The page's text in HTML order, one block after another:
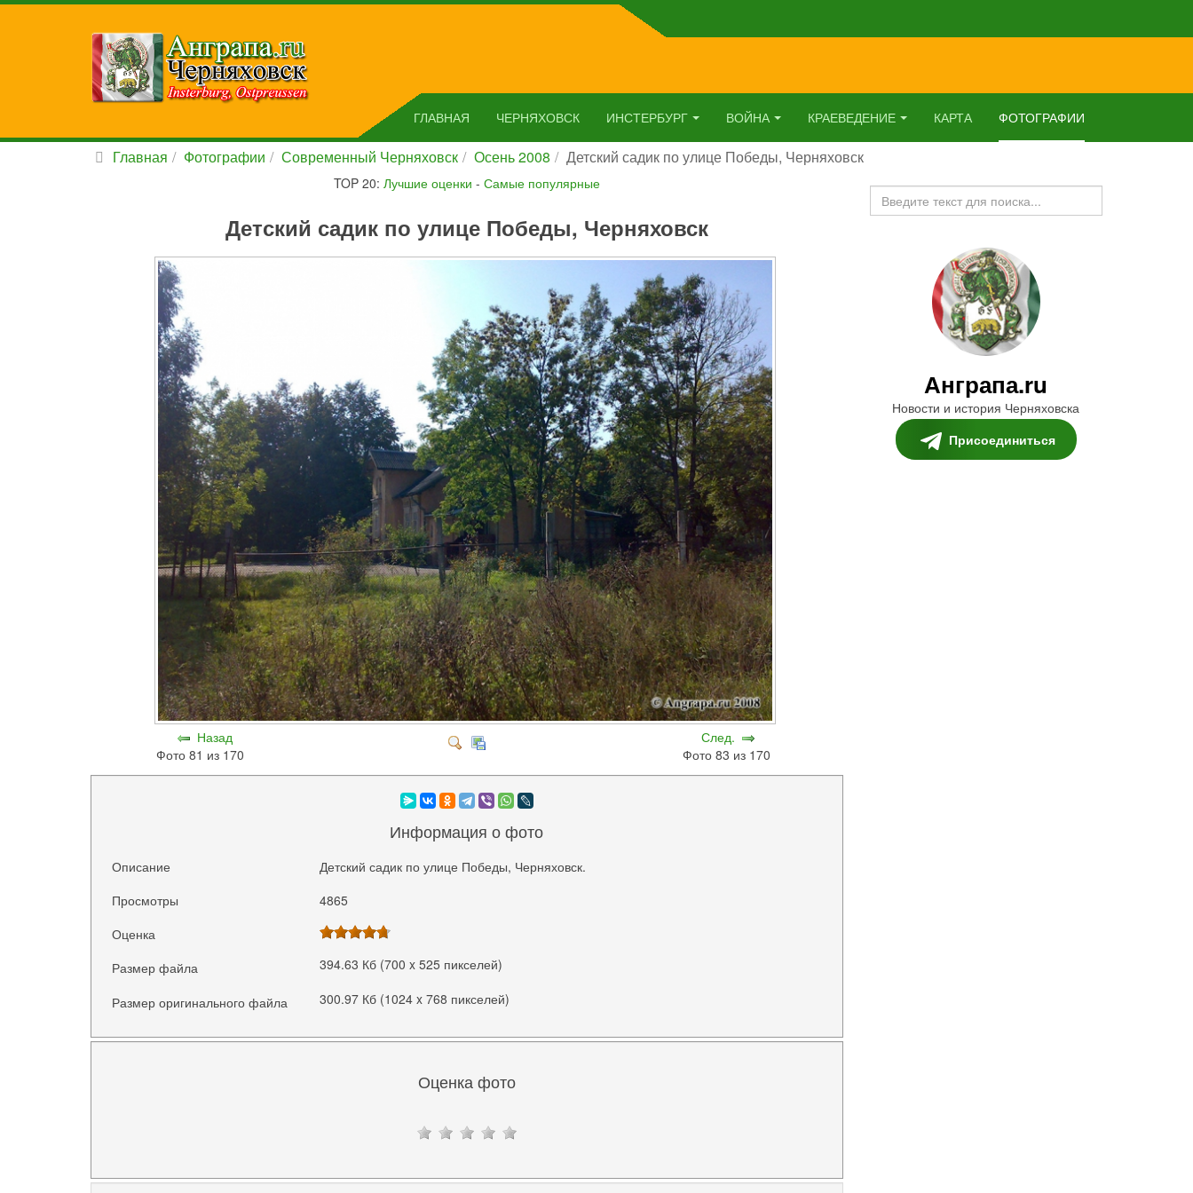
ГЛАВНАЯ ЧЕРНЯХОВСК ИНСТЕРБУРГ ВОЙНА КРАЕВЕДЕНИЕ КАРТА ФОТОГРАФИИ
Главная Фотографии Современный Черняховск Осень 2008 Детский садик по улице Победы, Черняховск
TOP 20: Лучшие оценки - Самые популярные
Детский садик по улице Победы, Черняховск
Назад
Фото 81 из 170
След.
Фото 83 из 170
Информация о фото
Описание
Детский садик по улице Победы, Черняховск.
Просмотры
4865
Оценка
Размер файла
394.63 Кб (700 x 525 пикселей)
Размер оригинального файла 300.97 Кб (1024 x 768 пикселей)
Оценка фото
Искать...
Анграпа.ru
Новости и история Черняховска
Присоединиться